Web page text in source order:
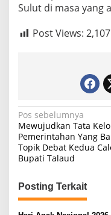
Sulut di masa yang
Post Views: 2,107
N
a
v
g
a
Pos sebelumnya
Mewujudkan Tata
Pemerintahan Yang
Topik Debat Kedua
Bupati Talaud
Posting Terkait